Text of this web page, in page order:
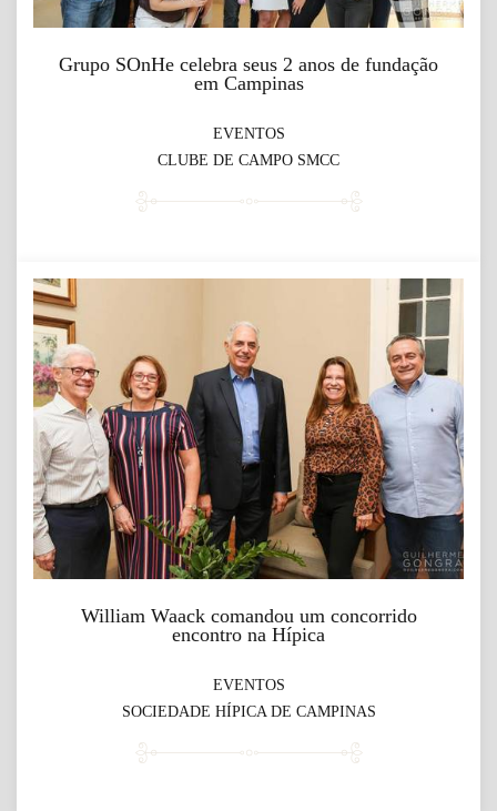
Grupo SOnHe celebra seus 2 anos de fundação
em Campinas
EVENTOS
CLUBE DE CAMPO SMCC
William Waack comandou um concorrido
encontro na Hípica
EVENTOS
SOCIEDADE HÍPICA DE CAMPINAS